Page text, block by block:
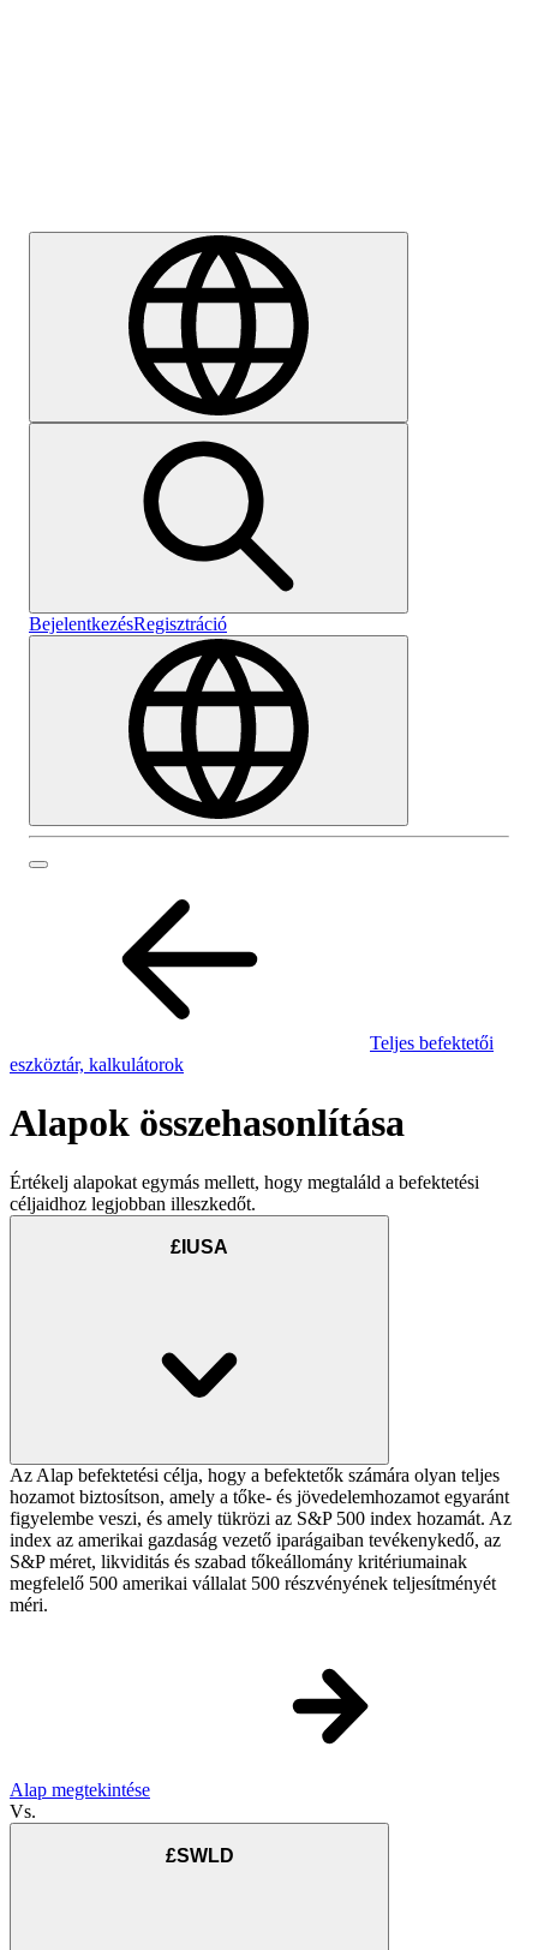
BejelentkezésRegisztráció
Teljes befektetői
eszköztár, kalkulátorok
Alapok összehasonlítása
Értékelj alapokat egymás mellett, hogy megtaláld a befektetési
céljaidhoz legjobban illeszkedőt.
£IUSA
Az Alap befektetési célja, hogy a befektetők számára olyan teljes
hozamot biztosítson, amely a tőke- és jövedelemhozamot egyaránt
figyelembe veszi, és amely tükrözi az S&P 500 index hozamát. Az
index az amerikai gazdaság vezető iparágaiban tevékenykedő, az
S&P méret, likviditás és szabad tőkeállomány kritériumainak
megfelelő 500 amerikai vállalat 500 részvényének teljesítményét
méri.
Alap megtekintése
Vs.
£SWLD